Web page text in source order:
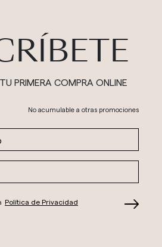
PRIMERA COMPRA ONLINE
No acumulable a otras promociones
Política de Privacidad